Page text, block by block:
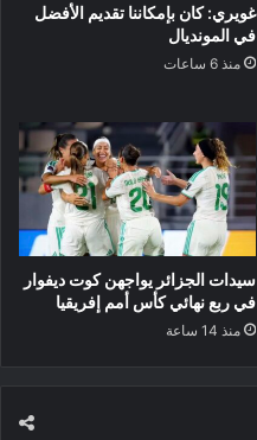
غويري: كان بإمكاننا تقديم الأفضل
في المونديال
منذ 6 ساعات
سيدات الجزائر يواجهن كوت ديفوار
في ربع نهائي كأس أمم إفريقيا
منذ 14 ساعة